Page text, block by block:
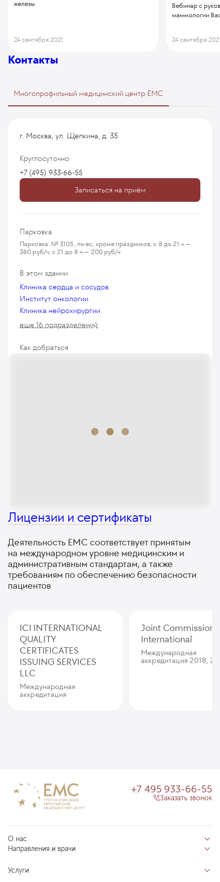
железы
24 сентября 2021
Вебинар с
маммологии
24 сентября
Контакты
Многопрофильный медицинский центр EMC
г. Москва, ул. Щепкина, д. 35
Круглосуточно
+7 (495) 933-66-55
Записаться на приём
Парковка
Парковка: № 3105, пн-вс, кроме праздников, с 8 до 21 ч —
380 руб/ч, с 21 до 8 ч — 200 руб/ч
В этом здании
Клиника сердца и сосудов
Институт онкологии
Клиника нейрохирургии
еще 16 подразделений
Как добраться
Лицензии и сертификаты
Деятельность ЕМС соответствует принятым
на международном уровне медицинским и
административным стандартам, а также
требованиям по обеспечению безопасности
пациентов
ICI INTERNATIONAL
QUALITY
CERTIFICATES
ISSUING SERVICES
LLC
Международная
аккредитация
Joint Commission
International
Международная
аккредитация 2018,
О нас
Отзывы пациентов
О клинике
Направления и врачи
Направления
Услуги
+7 495 933-66-55
Заказать звонок